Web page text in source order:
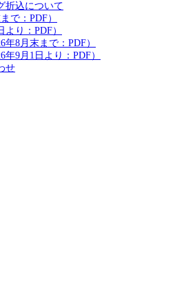
折込について
で：PDF）
り：PDF）
8月末まで：PDF）
9月1日より：PDF）
せ